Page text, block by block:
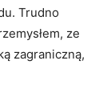
Trudno
ze
zagraniczną,